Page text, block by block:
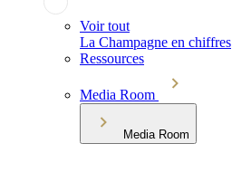
Voir tout
La Champagne en chiffres
Ressources
Media Room
Media Room